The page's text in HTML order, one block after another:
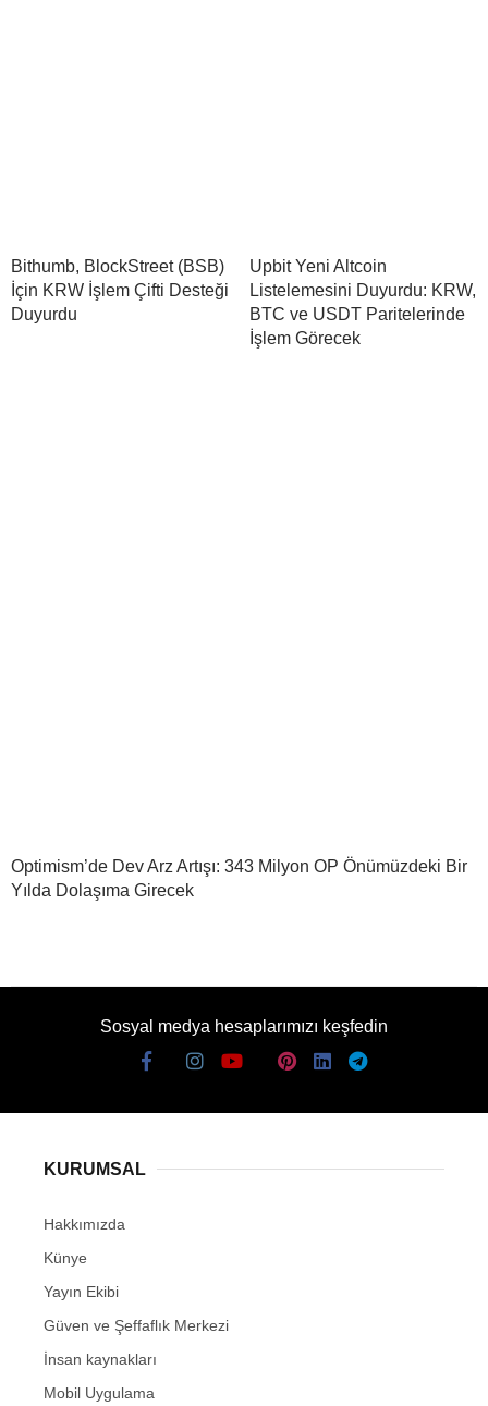
Bithumb, BlockStreet (BSB)
İçin KRW İşlem Çifti Desteği
Duyurdu
Upbit Yeni Altcoin
Listelemesini Duyurdu: KRW,
BTC ve USDT Paritelerinde
İşlem Görecek
Optimism’de Dev Arz Artışı: 343 Milyon OP Önümüzdeki Bir
Yılda Dolaşıma Girecek
Sosyal medya hesaplarımızı keşfedin
KURUMSAL
Hakkımızda
Künye
Yayın Ekibi
Güven ve Şeffaflık Merkezi
İnsan kaynakları
Mobil Uygulama